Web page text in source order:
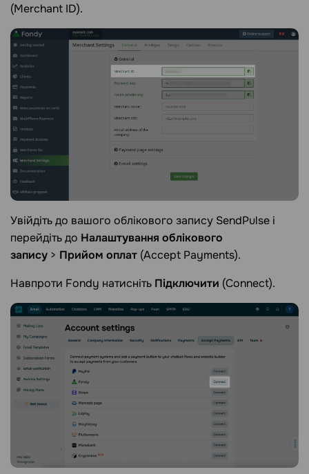
(Merchant ID).
Увійдіть до вашого облікового запису SendPulse і
перейдіть до Налаштування облікового
запису > Прийом оплат (Accept Payments).
Навпроти Fondy натисніть Підключити (Connect).